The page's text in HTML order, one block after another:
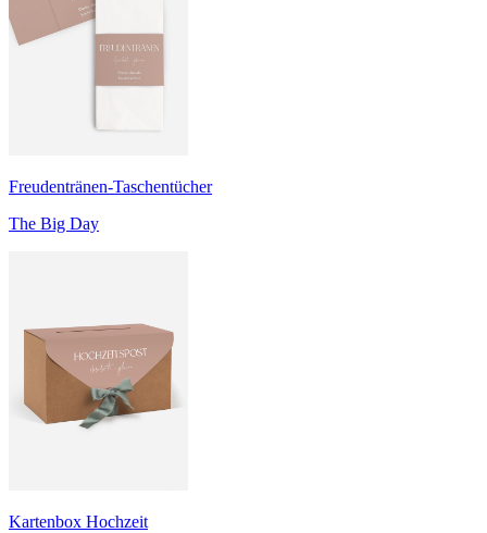
Freudentränen-Taschentücher
The Big Day
Kartenbox Hochzeit